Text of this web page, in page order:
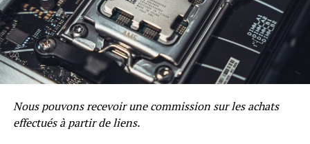
Nous pouvons recevoir une commission sur les achats
effectués à partir de liens.